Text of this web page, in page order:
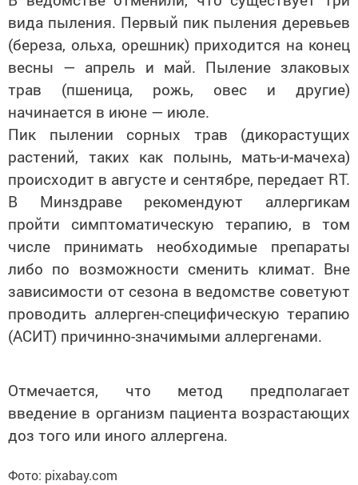
вида пыления. Первый пик пыления деревьев
(береза, ольха, орешник) приходится на конец
весны — апрель и май. Пыление злаковых
трав (пшеница, рожь, овес и другие)
начинается в июне — июле.
Пик пылении сорных трав (дикорастущих
растений, таких как полынь, мать-и-мачеха)
происходит в августе и сентябре, передает RT.
В Минздраве рекомендуют аллергикам
пройти симптоматическую терапию, в том
числе принимать необходимые препараты
либо по возможности сменить климат. Вне
зависимости от сезона в ведомстве советуют
проводить аллерген-специфическую терапию
(АСИТ) причинно-значимыми аллергенами.
Отмечается, что метод предполагает
введение в организм пациента возрастающих
доз того или иного аллергена.
Фото: pixabay.com